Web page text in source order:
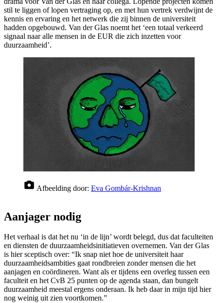
stil te liggen of lopen vertraging op, en met hun vertrek verdwijnt de
kennis en ervaring en het netwerk die zij binnen de universiteit
hadden opgebouwd. Van der Glas noemt het ‘een totaal verkeerd
signaal naar alle mensen in de EUR die zich inzetten voor
duurzaamheid’.
Afbeelding door: Eva Gombár-Krishnan
Aanjager nodig
Het verhaal is dat het nu ‘in de lijn’ wordt belegd, dus dat faculteiten
en diensten de duurzaamheidsinitiatieven overnemen. Van der Glas
is hier sceptisch over: “Ik snap niet hoe de universiteit haar
duurzaamheidsambities gaat rondbreien zonder mensen die het
aanjagen en coördineren. Want als er tijdens een overleg tussen een
faculteit en het CvB 25 punten op de agenda staan, dan bungelt
duurzaamheid meestal ergens onderaan. Ik heb daar in mijn tijd hier
nog weinig uit zien voortkomen.”